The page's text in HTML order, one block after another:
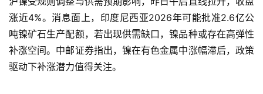
期
货
行
情
涨近4%。消息面上，印度尼西亚2026年可能批准2.6亿公
吨镍矿石生产配额，若出现供需缺口，镍品种或存在高弹性
补涨空间。中邮证券指出，镍在有色金属中涨幅滞后，政策
驱动下补涨潜力值得关注。